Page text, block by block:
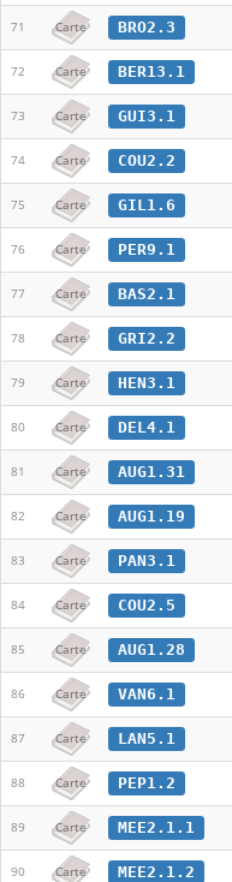
71 Carte BRO2.3
72 Carte BER13.1
73 Carte GUI3.1
74 Carte COU2.2
75 Carte GIL1.6
76 Carte PER9.1
77 Carte BAS2.1
78 Carte GRI2.2
79 Carte HEN3.1
80 Carte DEL4.1
81 Carte AUG1.31
82 Carte AUG1.19
83 Carte PAN3.1
84 Carte COU2.5
85 Carte AUG1.28
86 Carte VAN6.1
87 Carte LAN5.1
88 Carte PEP1.2
89 Carte MEE2.1.1
90 Carte MEE2.1.2